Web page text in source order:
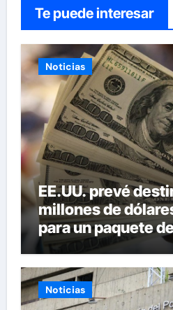
Te puede interesar
Noticias
EE.UU. prevé
millones de
para un paquete
Noticias